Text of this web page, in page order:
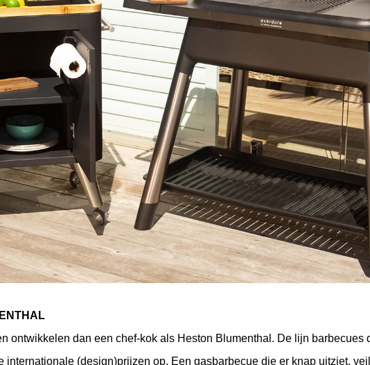
ontwikkelen dan een chef-kok als Heston Blumenthal. De lijn barbecues
internationale (design)prijzen op. Een gasbarbecue die er knap uitziet,